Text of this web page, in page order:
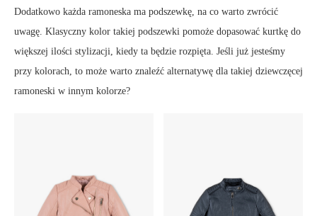
Dodatkowo każda ramoneska ma podszewkę, na co warto zwrócić
uwagę. Klasyczny kolor takiej podszewki pomoże dopasować kurtkę do
większej ilości stylizacji, kiedy ta będzie rozpięta. Jeśli już jesteśmy
przy kolorach, to może warto znaleźć alternatywę dla takiej dziewczęcej
ramoneski w innym kolorze?